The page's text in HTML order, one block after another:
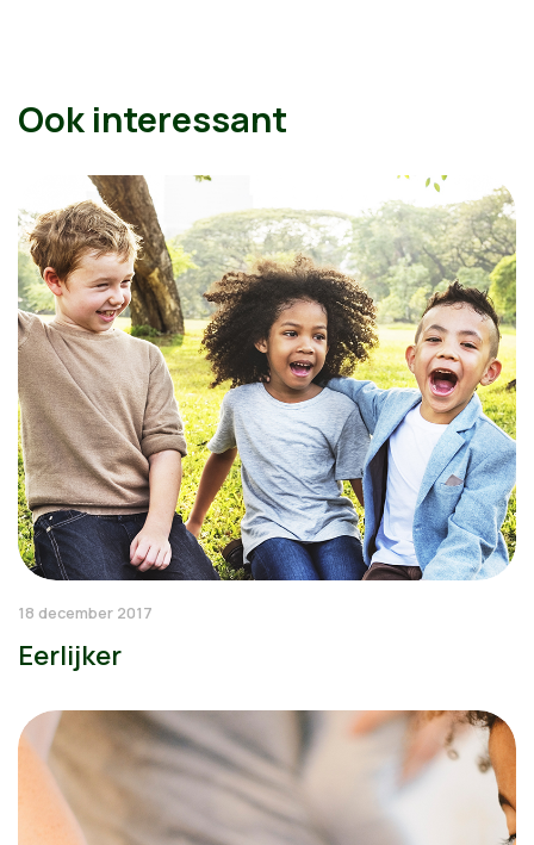
Ook interessant
18 december 2017
Eerlijker